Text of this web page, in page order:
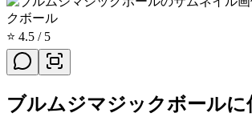
クボール
⭐ 4.5 / 5
ブルムジマジックボールに